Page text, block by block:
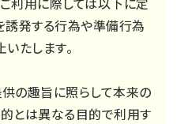
誘発する行為や準備行為
たします。
供の趣旨に照らして本来の
とは異なる目的で利用す